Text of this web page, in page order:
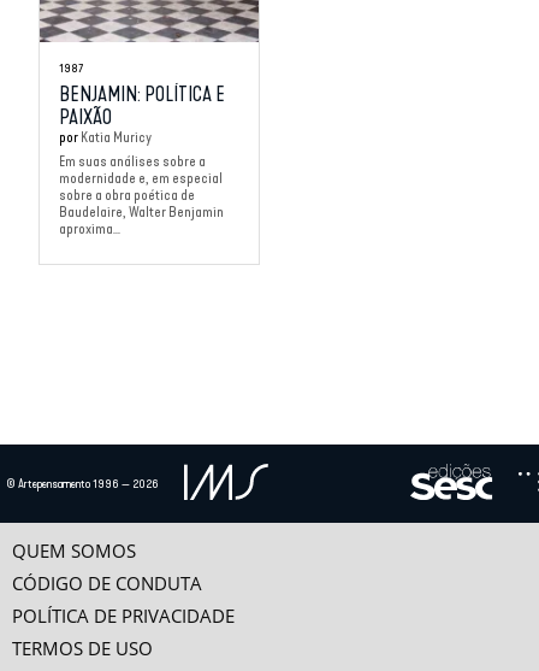
1987
BENJAMIN: POLÍTICA E
PAIXÃO
por Katia Muricy
Em suas análises sobre a
modernidade e, em especial
sobre a obra poética de
Baudelaire, Walter Benjamin
aproxima...
© Artepensamento 1996 — 2026
QUEM SOMOS
CÓDIGO DE CONDUTA
POLÍTICA DE PRIVACIDADE
TERMOS DE USO